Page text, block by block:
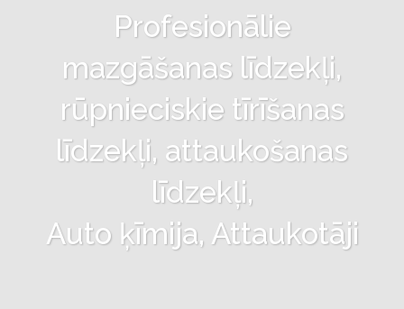
Profesionālie
mazgāšanas līdzekļi,
rūpnieciskie tīrīšanas
līdzekļi, attaukošanas
līdzekļi,
Auto ķīmija, Attaukotāji